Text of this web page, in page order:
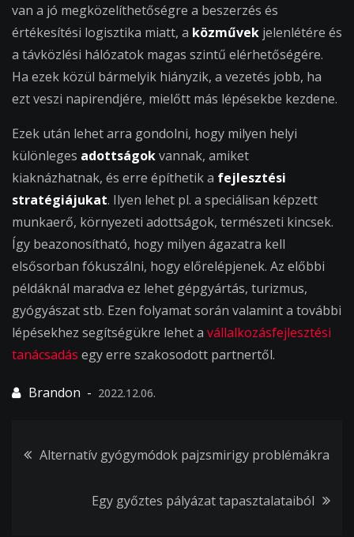
van a jó megközelíthetőségre a beszerzés és
értékesítési logisztika miatt, a közművek jelenlétére és
a távközlési hálózatok magas szintű elérhetőségére.
Ha ezek közül bármelyik hiányzik, a vezetés jobb, ha
ezt veszi napirendjére, mielőtt más lépésekbe kezdene.
Ezek után lehet arra gondolni, hogy milyen helyi
különleges adottságokvannak, amiket
kiaknázhatnak, és erre építhetik a fejlesztési
stratégiájukat. Ilyen lehet pl. a speciálisan képzett
munkaerő, környezeti adottságok, természeti kincsek.
Így beazonosítható, hogy milyen ágazatra kell
elsősorban fókuszálni, hogy előrelépjenek. Az előbbi
példáknál maradva ez lehet gépgyártás, turizmus,
gyógyászat stb. Ezen folyamat során valamint a további
lépésekhez segítségükre lehet a vállalkozásfejlesztési
tanácsadás egy erre szakosodott partnertől.
2022.12.06.
Bejegyzés
navigáció
Alternatív gyógymódok pajzsmirigy problémákra
Egy győztes pályázat tapasztalataiból